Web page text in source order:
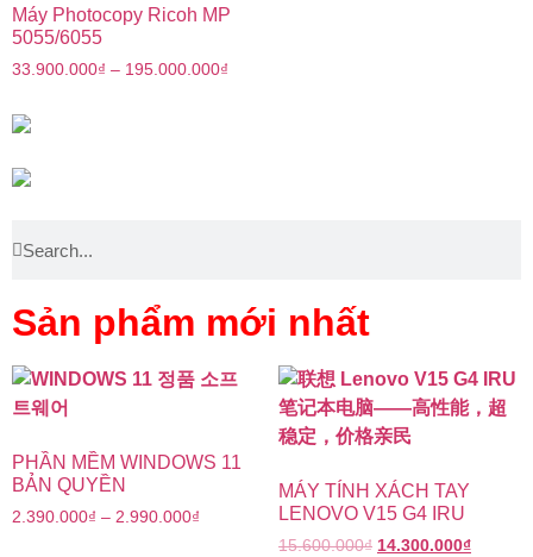
Máy Photocopy Ricoh MP
5055/6055
33.900.000₫ – 195.000.000₫
Sản phẩm mới nhất
PHẦN MỀM WINDOWS 11
BẢN QUYỀN
2.390.000₫ – 2.990.000₫
MÁY TÍNH XÁCH TAY
LENOVO V15 G4 IRU
15.600.000₫ 14.300.000₫